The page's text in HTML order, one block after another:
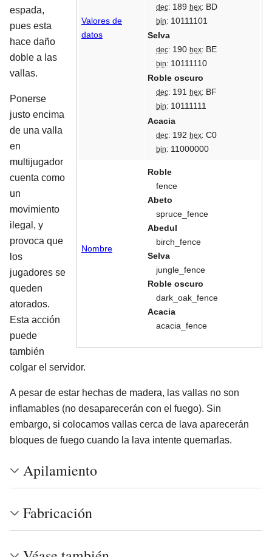
Valores de
datos
dec: 189hex: BD
bin: 10111101
Selva
dec: 190hex: BE
bin: 10111110
Roble oscuro
dec: 191hex: BF
bin: 10111111
Acacia
dec: 192hex: C0
bin: 11000000
Nombre
Roble
fence
Abeto
spruce_fence
Abedul
birch_fence
Selva
jungle_fence
Roble oscuro
dark_oak_fence
Acacia
acacia_fence
espada,
pues esta
hace daño
doble a las
vallas.
Ponerse
justo encima
de una valla
en
multijugador
cuenta como
un
movimiento
ilegal, y
provoca que
los
jugadores se
queden
atorados.
Esta acción
puede
también
colgar el servidor.
A pesar de estar hechas de madera, las vallas no son
inflamables (no desaparecerán con el fuego). Sin
embargo, si colocamos vallas cerca de lava aparecerán
bloques de fuego cuando la lava intente quemarlas.
Apilamiento
Fabricación